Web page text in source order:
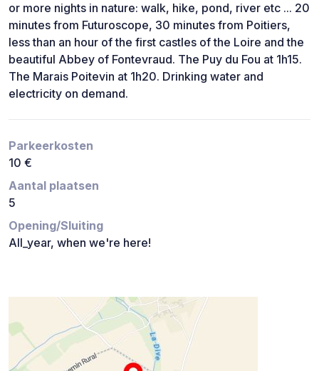
or more nights in nature: walk, hike, pond, river etc ... 20
minutes from Futuroscope, 30 minutes from Poitiers,
less than an hour of the first castles of the Loire and the
beautiful Abbey of Fontevraud. The Puy du Fou at 1h15.
The Marais Poitevin at 1h20. Drinking water and
electricity on demand.
Parkeerkosten
10 €
Aantal plaatsen
5
Opening/Sluiting
All_year, when we're here!